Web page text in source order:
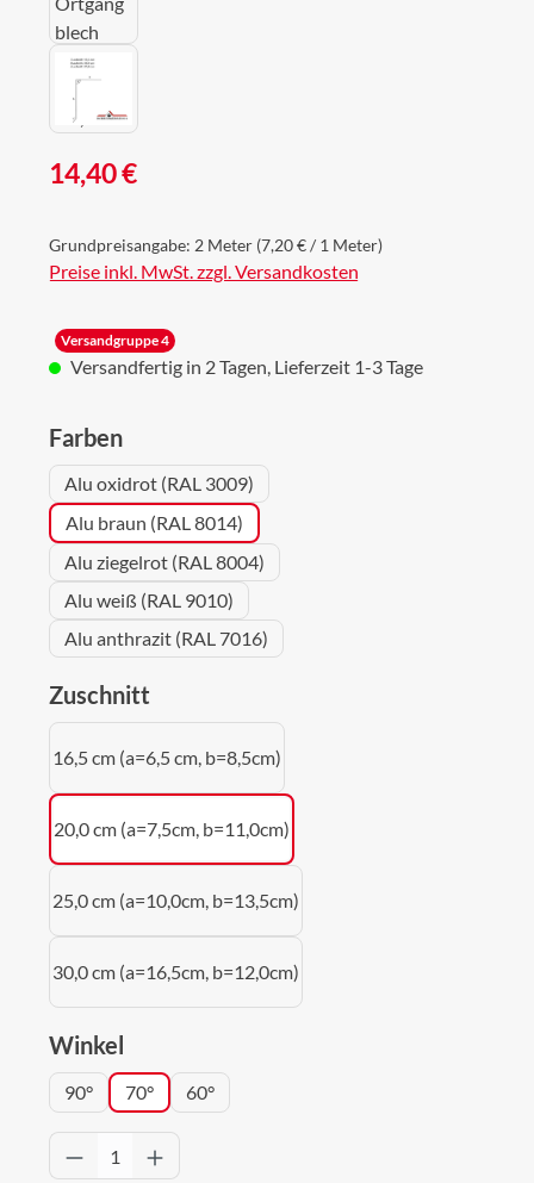
Regulärer Preis:
14,40 €
Grundpreisangabe: 2 Meter (7,20 € / 1 Meter)
Preise inkl. MwSt. zzgl. Versandkosten
Versandgruppe 4
Versandfertig in 2 Tagen, Lieferzeit 1-3 Tage
Farbenauswählen
Alu oxidrot (RAL 3009)
Alu braun (RAL 8014)
Alu ziegelrot (RAL 8004)
Alu weiß (RAL 9010)
Alu anthrazit (RAL 7016)
Zuschnitt
16,5 cm (a=6,5 cm, b=8,5cm)
20,0 cm (a=7,5cm, b=11,0cm)
25,0 cm (a=10,0cm, b=13,5cm)
30,0 cm (a=16,5cm, b=12,0cm)
Winkel
90° 70° 60°
Produkt Anzahl: Gib den gewünschten